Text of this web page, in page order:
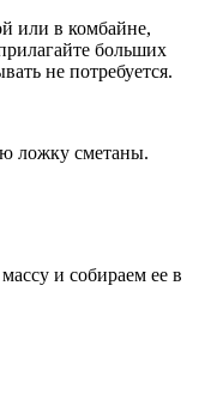
или в комбайне,
больших
не потребуется.
ложку сметаны.
и собираем ее в